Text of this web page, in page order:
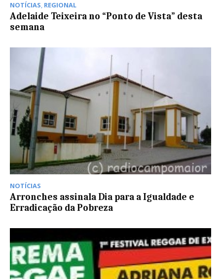
NOTÍCIAS, REGIONAL
Adelaide Teixeira no “Ponto de Vista” desta
semana
NOTÍCIAS
Arronches assinala Dia para a Igualdade e
Erradicação da Pobreza